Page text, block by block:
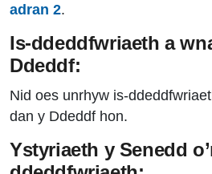
adran 2.
Is-ddeddfwriaeth a
Ddeddf:
Nid oes unrhyw is-
dan y Ddeddf hon.
Ystyriaeth y Senedd